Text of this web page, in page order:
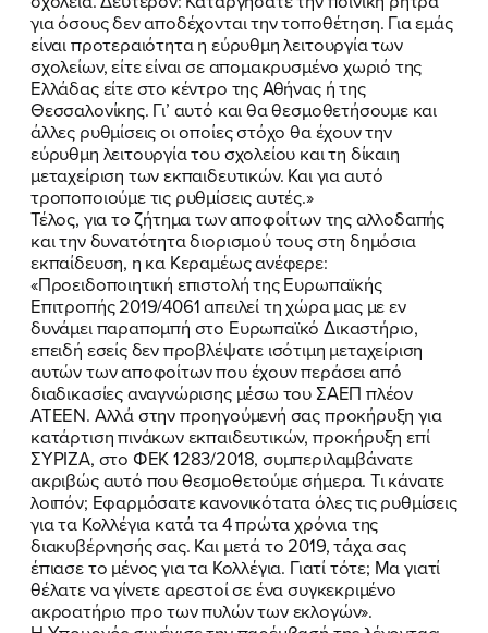
για όσους δεν αποδέχονται την τοποθέτηση. Για εμάς
είναι προτεραιότητα η εύρυθμη λειτουργία των
σχολείων, είτε είναι σε απομακρυσμένο χωριό της
Ελλάδας είτε στο κέντρο της Αθήνας ή της
Θεσσαλονίκης. Γι’ αυτό και θα θεσμοθετήσουμε και
άλλες ρυθμίσεις οι οποίες στόχο θα έχουν την
εύρυθμη λειτουργία του σχολείου και τη δίκαιη
μεταχείριση των εκπαιδευτικών. Και για αυτό
τροποποιούμε τις ρυθμίσεις αυτές.»
Τέλος, για το ζήτημα των αποφοίτων της αλλοδαπής
και την δυνατότητα διορισμού τους στη δημόσια
εκπαίδευση, η κα Κεραμέως ανέφερε:
«Προειδοποιητική επιστολή της Ευρωπαϊκής
Επιτροπής 2019/4061 απειλεί τη χώρα μας με εν
δυνάμει παραπομπή στο Ευρωπαϊκό Δικαστήριο,
επειδή εσείς δεν προβλέψατε ισότιμη μεταχείριση
αυτών των αποφοίτων που έχουν περάσει από
διαδικασίες αναγνώρισης μέσω του ΣΑΕΠ πλέον
ΑΤΕΕΝ. Αλλά στην προηγούμενή σας προκήρυξη για
κατάρτιση πινάκων εκπαιδευτικών, προκήρυξη επί
ΣΥΡΙΖΑ, στο ΦΕΚ 1283/2018, συμπεριλαμβάνατε
ακριβώς αυτό που θεσμοθετούμε σήμερα. Τι κάνατε
λοιπόν; Εφαρμόσατε κανονικότατα όλες τις ρυθμίσεις
για τα Κολλέγια κατά τα 4 πρώτα χρόνια της
διακυβέρνησής σας. Και μετά το 2019, τάχα σας
έπιασε το μένος για τα Κολλέγια. Γιατί τότε; Μα γιατί
θέλατε να γίνετε αρεστοί σε ένα συγκεκριμένο
ακροατήριο προ των πυλών των εκλογών».